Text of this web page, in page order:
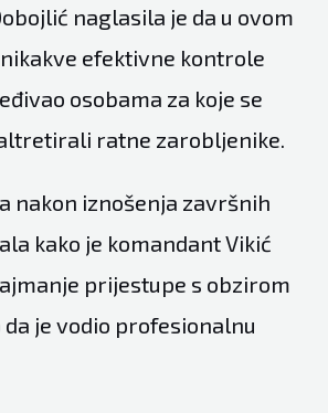
naglasila je da u ovom
efektivne kontrole
osobama za koje se
ratne zarobljenike.
nakon iznošenja završnih
kako je komandant Vikić
prijestupe s obzirom
da je vodio profesionalnu